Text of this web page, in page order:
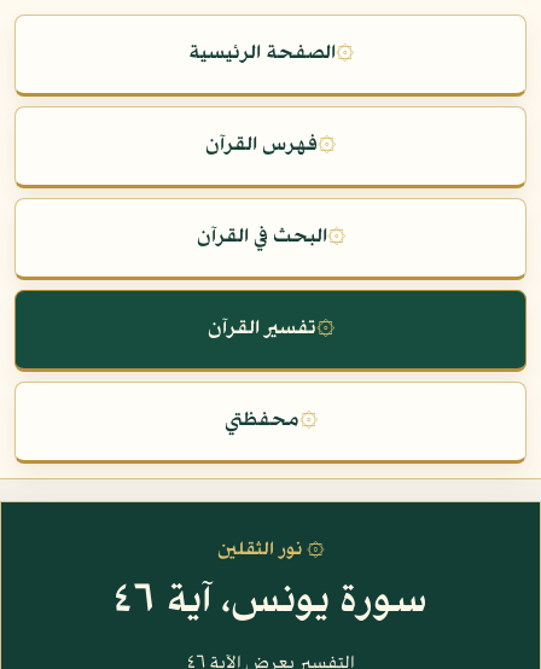
۞الصفحة الرئيسية
۞فهرس القرآن
۞البحث في القرآن
۞تفسير القرآن
۞محفظتي
۞ نور الثقلين
سورة يونس، آية ٤٦